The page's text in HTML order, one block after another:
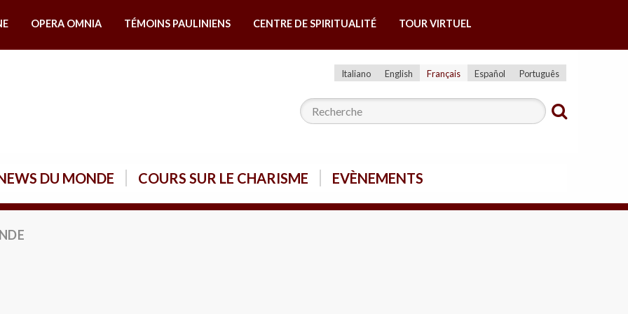
OPERA OMNIA TÉMOINS PAULINIENS CENTRE DE SPIRITUALITÉ TOUR VIRTUEL
Italiano English Français Español Português
DU MONDE COURS SUR LE CHARISME EVÈNEMENTS